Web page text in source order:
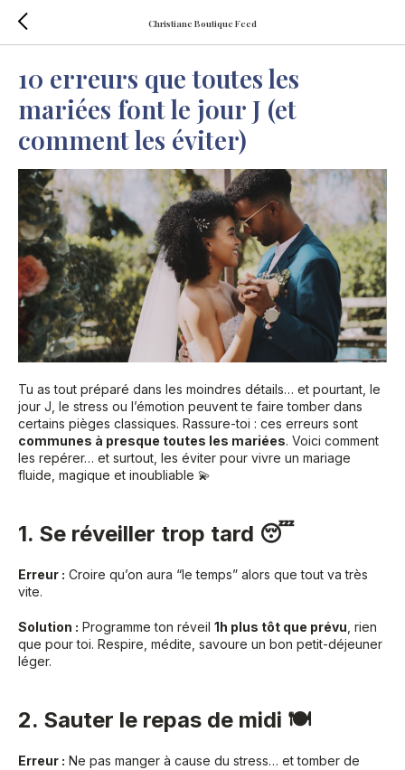
Christiane Boutique Feed
10 erreurs que toutes les
mariées font le jour J (et
comment les éviter)
Tu as tout préparé dans les moindres détails… et pourtant, le
jour J, le stress ou l’émotion peuvent te faire tomber dans
certains pièges classiques. Rassure-toi : ces erreurs sont
communes à presque toutes les mariées. Voici comment
les repérer… et surtout, les éviter pour vivre un mariage
fluide, magique et inoubliable 💫
1. Se réveiller trop tard 😴
Erreur : Croire qu’on aura “le temps” alors que tout va très
vite.
Solution : Programme ton réveil 1h plus tôt que prévu , rien
que pour toi. Respire, médite, savoure un bon petit-déjeuner
léger.
2. Sauter le repas de midi 🍽️
Erreur : Ne pas manger à cause du stress… et tomber de